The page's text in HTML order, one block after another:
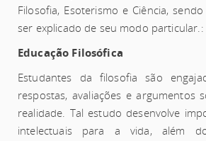
Filosofia, Esoterismo e Ciência,
ser explicado de seu modo particular.:
Educação Filosófica
Estudantes da filosofia são
respostas, avaliações e argumentos
realidade. Tal estudo desenvolve
intelectuais para a vida, além